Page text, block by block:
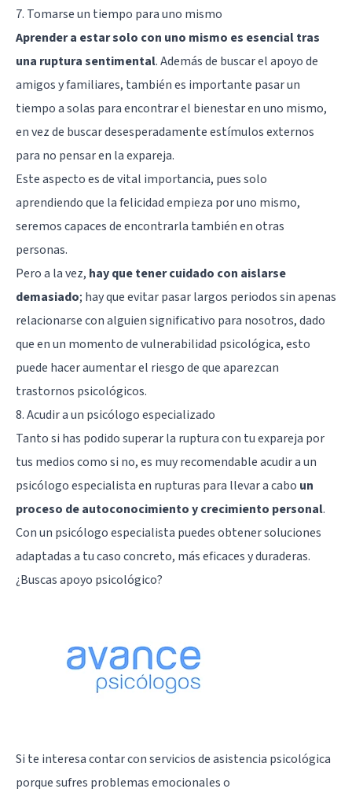
7. Tomarse un tiempo para uno mismo
Aprender a estar solo con uno mismo es esencial tras
una ruptura sentimental. Además de buscar el apoyo de
amigos y familiares, también es importante pasar un
tiempo a solas para encontrar el bienestar en uno mismo,
en vez de buscar desesperadamente estímulos externos
para no pensar en la expareja.
Este aspecto es de vital importancia, pues solo
aprendiendo que la felicidad empieza por uno mismo,
seremos capaces de encontrarla también en otras
personas.
Pero a la vez, hay que tener cuidado con aislarse
demasiado; hay que evitar pasar largos periodos sin apenas
relacionarse con alguien significativo para nosotros, dado
que en un momento de vulnerabilidad psicológica, esto
puede hacer aumentar el riesgo de que aparezcan
trastornos psicológicos.
8. Acudir a un psicólogo especializado
Tanto si has podido superar la ruptura con tu expareja por
tus medios como si no, es muy recomendable acudir a un
psicólogo especialista en rupturas para llevar a cabo un
proceso de autoconocimiento y crecimiento personal.
Con un psicólogo especialista puedes obtener soluciones
adaptadas a tu caso concreto, más eficaces y duraderas.
¿Buscas apoyo psicológico?
Si te interesa contar con servicios de asistencia psicológica
porque sufres problemas emocionales o